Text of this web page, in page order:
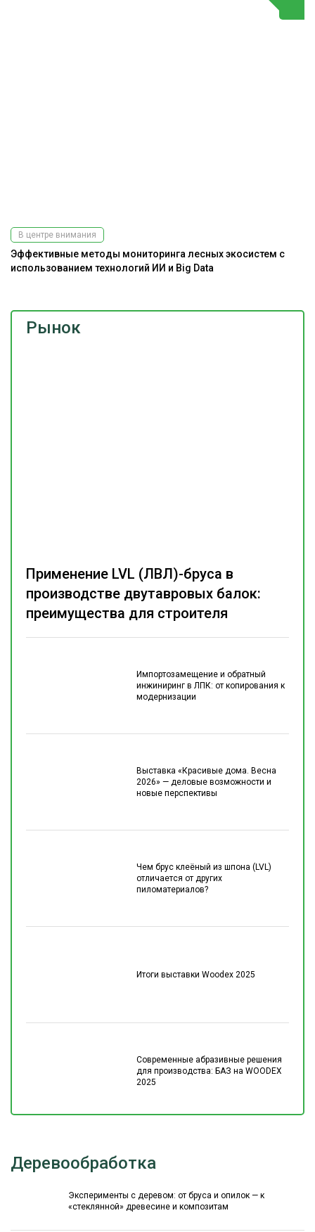
Рынок
Импортозамещение и обратный
инжиниринг в ЛПК: от копирования к
модернизации
Выставка «Красивые дома. Весна
2026» — деловые возможности и
новые перспективы
Чем брус клеёный из шпона (LVL)
отличается от других
пиломатериалов?
Итоги выставки Woodex 2025
Современные абразивные решения
для производства: БАЗ на WOODEX
2025
Применение LVL (ЛВЛ)-бруса в
производстве двутавровых балок:
преимущества для строителя
В центре внимания
Эффективные методы мониторинга лесных экосистем с
использованием технологий ИИ и Big Data
Деревообработка
Эксперименты с деревом: от бруса и опилок — к
«стеклянной» древесине и композитам